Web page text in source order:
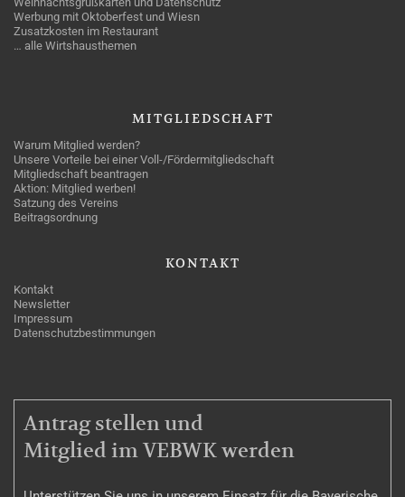
Werbung mit Oktoberfest und Wiesn
Zusatzkosten im Restaurant
… alle Wirtshausthemen
MITGLIEDSCHAFT
Warum Mitglied werden?
Unsere Vorteile bei einer Voll-/Fördermitgliedschaft
Mitgliedschaft beantragen
Aktion: Mitglied werben!
Satzung des Vereins
Beitragsordnung
KONTAKT
Kontakt
Newsletter
Impressum
Datenschutzbestimmungen
MITGLIEDSCHAFT
Antrag stellen und
Mitglied im VEBWK werden